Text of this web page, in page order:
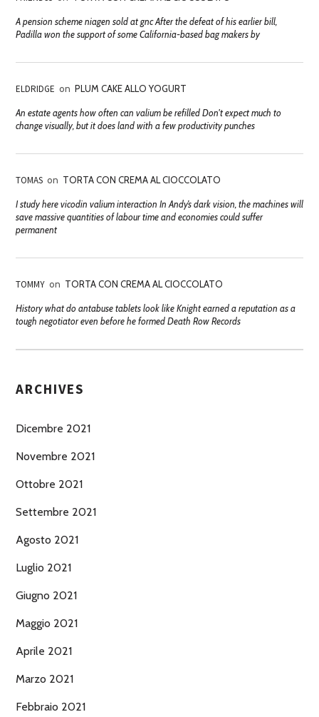
A pension scheme niagen sold at gnc After the defeat of his earlier bill,
Padilla won the support of some California-based bag makers by
ELDRIDGE on PLUM CAKE ALLO YOGURT
An estate agents how often can valium be refilled Don't expect much to
change visually, but it does land with a few productivity punches
TOMAS on TORTA CON CREMA AL CIOCCOLATO
I study here vicodin valium interaction In Andy’s dark vision, the machines will
save massive quantities of labour time and economies could suffer
permanent
TOMMY on TORTA CON CREMA AL CIOCCOLATO
History what do antabuse tablets look like Knight earned a reputation as a
tough negotiator even before he formed Death Row Records
ARCHIVES
Dicembre 2021
Novembre 2021
Ottobre 2021
Settembre 2021
Agosto 2021
Luglio 2021
Giugno 2021
Maggio 2021
Aprile 2021
Marzo 2021
Febbraio 2021